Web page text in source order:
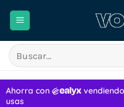
Buscar
por: